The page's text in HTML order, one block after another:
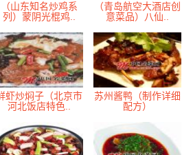
（山东知名炒鸡系
列）蒙阴光棍鸡..
（青岛航空大酒店创
意菜品）八仙..
虾炒焖子（北京市
河北饭店特色..
苏州酱鸭（制作详细
配方）